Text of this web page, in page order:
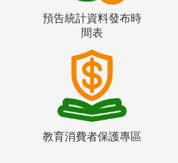
預告統計資料發布時
間表
教育消費者保護專區